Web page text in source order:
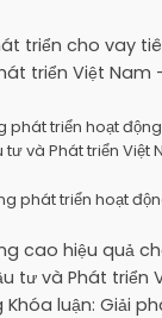
triển cho vay
triển Việt Nam
phát triển hoạt
và Phát triển Việt
phát triển hoạt
cao hiệu quả
tư và Phát triển
luận: Giải